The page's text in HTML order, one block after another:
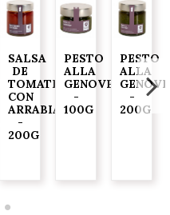
SALSA
DE
TOMATE
CON
ARRABIATA
-
200G
PESTO
ALLA
GENOVESE
-
100G
PESTO
ALLA
-
200G